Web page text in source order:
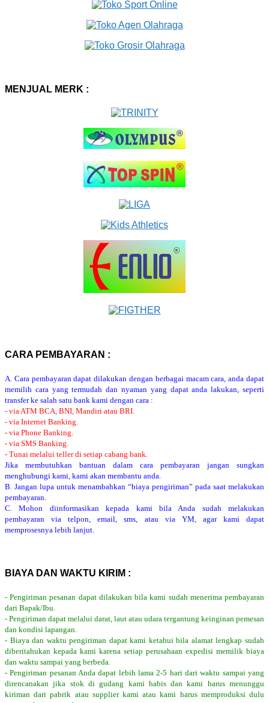
MENJUAL MERK :
CARA PEMBAYARAN :
A. Cara pembayaran dapat dilakukan dengan berbagai macam cara, anda dapat
memilih cara yang termudah dan nyaman yang dapat anda lakukan, seperti
transfer ke salah satu bank kami dengan cara :
- via ATM BCA, BNI, Mandiri atau BRI.
- via Internet Banking.
- via Phone Banking.
- via SMS Banking.
- Tunai melalui teller di setiap cabang bank.
Jika membutuhkan bantuan dalam cara pembayaran jangan sungkan
menghubungi kami, kami akan membantu anda.
B. Jangan lupa untuk menambahkan “biaya pengiriman” pada saat melakukan
pembayaran.
C. Mohon diinformasikan kepada kami bila Anda sudah melakukan
pembayaran via telpon, email, sms, atau via YM, agar kami dapat
memprosesnya lebih lanjut.
BIAYA DAN WAKTU KIRIM :
- Pengiriman pesanan dapat dilakukan bila kami sudah menerima pembayaran
dari Bapak/Ibu.
- Pengiriman dapat melalui darat, laut atau udara tergantung keinginan pemesan
dan kondisi lapangan.
- Biaya dan waktu pengiriman dapat kami ketahui bila alamat lengkap sudah
diberitahukan kepada kami karena setiap perusahaan expedisi memilik biaya
dan waktu sampai yang berbeda.
- Pengiriman pesanan Anda dapat lebih lama 2-5 hari dari waktu sampai yang
direncanakan jika stok di gudang kami habis dan kami harus menunggu
kiriman dari pabrik atau supplier kami atau kami harus memproduksi dulu